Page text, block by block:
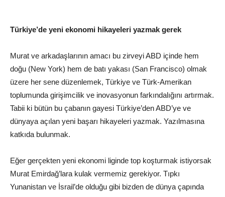
Türkiye’de yeni ekonomi hikayeleri yazmak gerek
Murat ve arkadaşlarının amacı bu zirveyi ABD içinde hem
doğu (New York) hem de batı yakası (San Francisco) olmak
üzere her sene düzenlemek, Türkiye ve Türk-Amerikan
toplumunda girişimcilik ve inovasyonun farkındalığını artırmak.
Tabii ki bütün bu çabanın gayesi Türkiye’den ABD’ye ve
dünyaya açılan yeni başarı hikayeleri yazmak. Yazılmasına
katkıda bulunmak.
Eğer gerçekten yeni ekonomi liginde top koşturmak istiyorsak
Murat Emirdağ’lara kulak vermemiz gerekiyor. Tıpkı
Yunanistan ve İsrail’de olduğu gibi bizden de dünya çapında